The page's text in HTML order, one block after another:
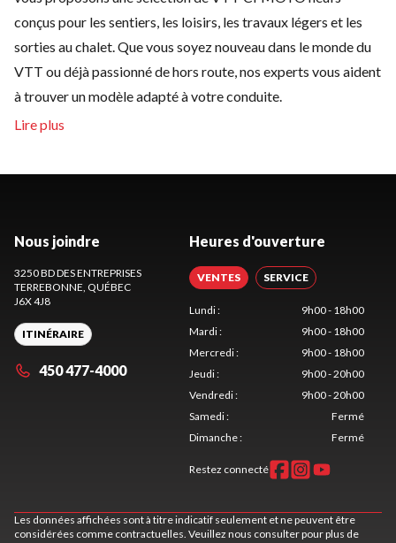
conçus pour les sentiers, les loisirs, les travaux légers et les
sorties au chalet. Que vous soyez nouveau dans le monde du
VTT ou déjà passionné de hors route, nos experts vous aident
à trouver un modèle adapté à votre conduite.
Nous joindre
3250 BD DES ENTREPRISES
TERREBONNE , QUÉBEC
J6X 4J8
ITINÉRAIRE
450 477-4000
Heures d'ouverture
VENTES SERVICE
Lundi:
9h00 - 18h00
Mardi:
9h00 - 18h00
Mercredi:
9h00 - 18h00
Jeudi:
9h00 - 20h00
Vendredi:
9h00 - 20h00
Samedi:
Fermé
Dimanche: Fermé
Restez connecté
Les données affichées sont à titre indicatif seulement et ne peuvent être
considérées comme contractuelles. Veuillez nous consulter pour plus de